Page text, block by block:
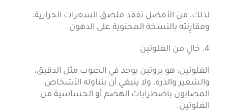
لذلك، من الأفضل تفقد ملصق السعرات الحرارية،
ومقارِنته بالنسخة المحتوية على الدهون.
4. خالٍ من الغلوتين
الغلوتين: هو بروتين يوجد في الحبوب مثل الدقيق،
والشعير والذرة، ولا ينبغي أن يتناوله الأشخاص
المصابون باضطرابات الهضم أو الحساسية من
الغلوتين.